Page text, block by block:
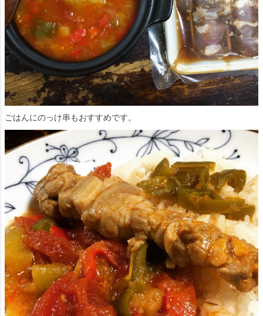
ごはんにのっけ串もおすすめです。